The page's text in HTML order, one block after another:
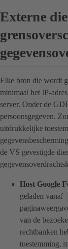
Externe
Elke bron die wordt
minimaal het IP-
server. Onder de
persoonsgegeven.
uitdrukkelijke
de VS gevestigde
Host Google
geladen vanaf
van de
rechtbanken
toestemming,